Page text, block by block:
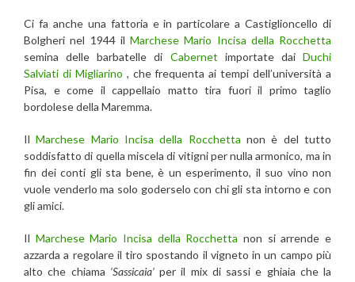
Ci fa anche una fattoria e in particolare a Castiglioncello di
Bolgheri nel 1944 il Marchese Mario Incisa della Rocchetta
semina delle barbatelle di Cabernet importate daiDuchi
Salviati di Migliarino , che frequenta ai tempi dell’università a
Pisa, e come il cappellaio matto tira fuori il primo taglio
bordolese della Maremma.
IlMarchese Mario Incisa della Rocchetta non è del tutto
soddisfatto di quella miscela di vitigni per nulla armonico, ma in
fin dei conti gli sta bene, è un esperimento, il suo vino non
vuole venderlo ma solo goderselo con chi gli sta intorno e con
gli amici.
Il Marchese Mario Incisa della Rocchetta non si arrende e
azzarda a regolare il tiro spostando il vigneto in un campo più
alto che chiama ‘Sassicaia’per il mix di sassi e ghiaia che la